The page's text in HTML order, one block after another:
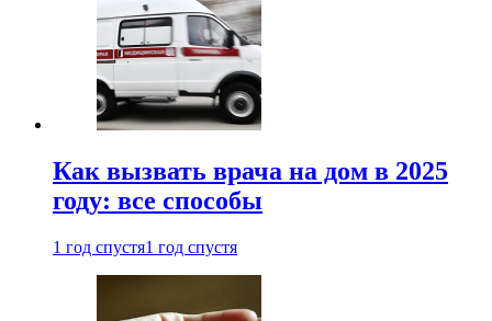
Как вызвать врача на дом в 2025
году: все способы
1 год спустя1 год спустя